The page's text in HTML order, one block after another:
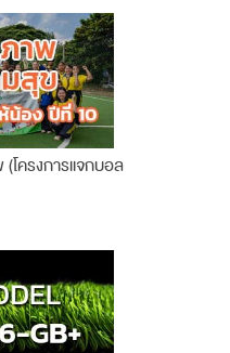
โครงการแจกบอล